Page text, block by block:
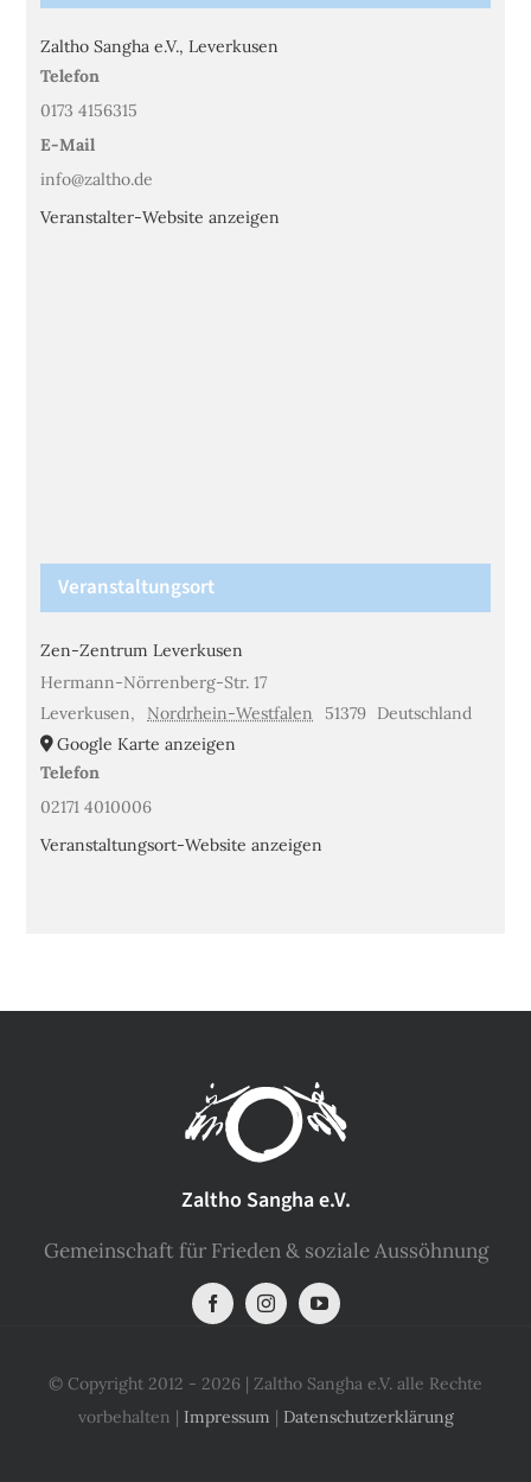
Zaltho Sangha e.V., Leverkusen
Telefon
0173 4156315
E-Mail
info@zaltho.de
Veranstalter-Website anzeigen
Veranstaltungsort
Zen-Zentrum Leverkusen
Hermann-Nörrenberg-Str. 17
Leverkusen, Nordrhein-Westfalen 51379 Deutschland
Google Karte anzeigen
Telefon
02171 4010006
Veranstaltungsort-Website anzeigen
Zaltho Sangha e.V.
Gemeinschaft für Frieden & soziale Aussöhnung
© Copyright 2012 - 2026 | Zaltho Sangha e.V. alle Rechte
vorbehalten | Impressum | Datenschutzerklärung